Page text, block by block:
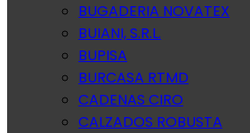
BUGADERIA NOVATEX
BUIANI, S.R.L.
BUPISA
BURCASA RTMD
CADENAS CIRO
CALZADOS ROBUSTA